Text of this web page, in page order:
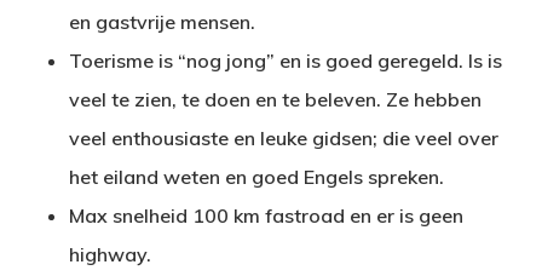
en gastvrije mensen.
Toerisme is “nog jong” en is goed geregeld. Is is
veel te zien, te doen en te beleven. Ze hebben
veel enthousiaste en leuke gidsen; die veel over
het eiland weten en goed Engels spreken.
Max snelheid 100 km fastroad en er is geen
highway.